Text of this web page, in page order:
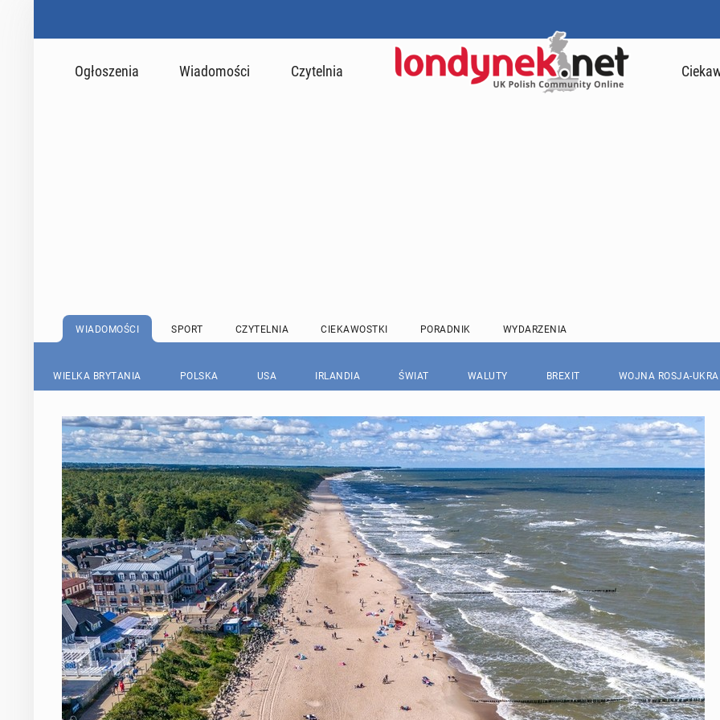
Ogłoszenia Wiadomości Czytelnia
WIADOMOŚCI SPORT CZYTELNIA CIEKAWOSTKI PORADNIK WYDARZENIA
WIELKA BRYTANIA POLSKA USA IRLANDIA ŚWIAT WALUTY BREXIT WOJNA ROSJA-